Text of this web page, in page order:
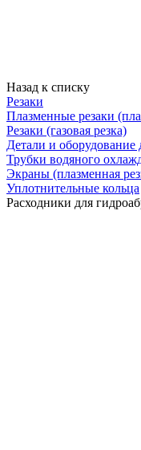
Назад к списку
Резаки
Плазменные резаки
Резаки (газовая резка)
Детали и оборудование
Трубки водяного
Экраны (плазменная
Уплотнительные кольца
Расходники для